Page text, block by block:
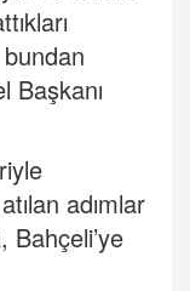
bundan
Başkanı
adımlar
, Bahçeli’ye